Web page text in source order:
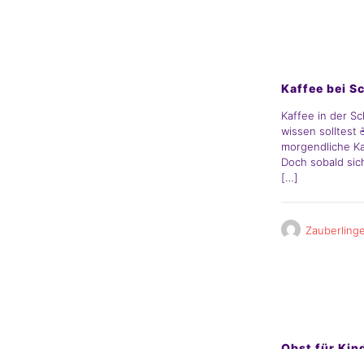
Kaffee bei
Kaffee in der
wissen solltest
morgendliche
Doch sobald
[…]